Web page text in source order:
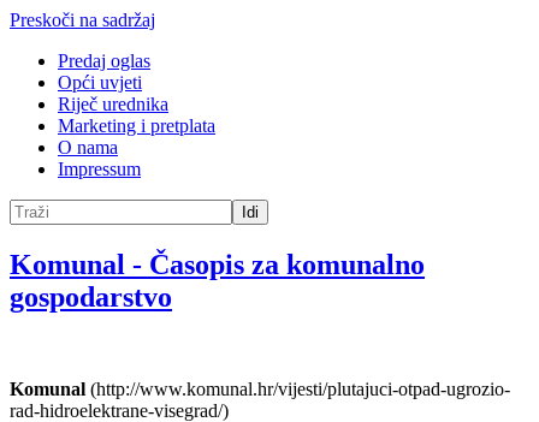
Preskoči na sadržaj
Predaj oglas
Opći uvjeti
Riječ urednika
Marketing i pretplata
O nama
Impressum
Idi
Komunal - Časopis za komunalno
gospodarstvo
Komunal (http://www.komunal.hr/vijesti/plutajuci-otpad-ugrozio-
rad-hidroelektrane-visegrad/)